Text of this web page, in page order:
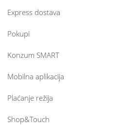
Express dostava
Pokupi
Konzum SMART
Mobilna aplikacija
Plaćanje režija
Shop&Touch